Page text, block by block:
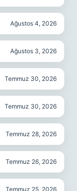
Ağustos 4, 2026
Ağustos 3, 2026
Temmuz 30, 2026
Temmuz 30, 2026
Temmuz 28, 2026
Temmuz 26, 2026
Temmuz 25, 2026